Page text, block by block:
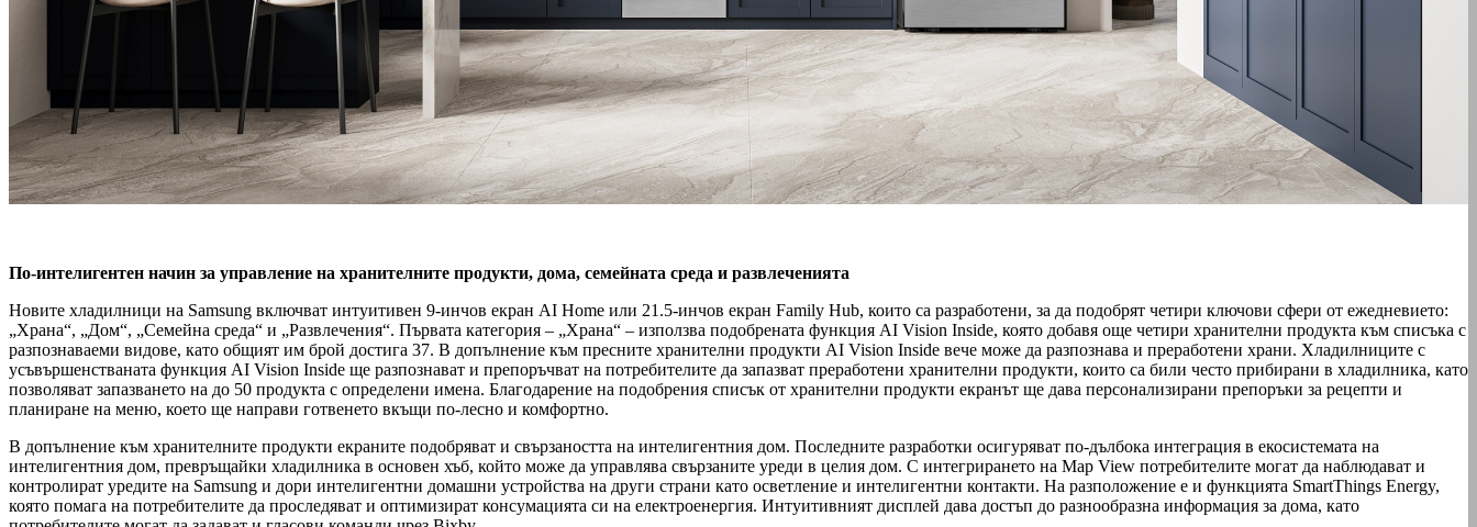
По-интелигентен начин за управление на хранителните продукти, дома, семейната среда и развлеченията
Новите хладилници на Samsung включват интуитивен 9-инчов екран AI Home или 21.5-инчов екран Family Hub, които са разработени, за да подобрят четири ключови сфери от ежедневието:
„Храна“, „Дом“, „Семейна среда“ и „Развлечения“. Първата категория – „Храна“ – използва подобрената функция AI Vision Inside, която добавя още четири хранителни продукта към списъка с
разпознаваеми видове, като общият им брой достига 37. В допълнение към пресните хранителни продукти AI Vision Inside вече може да разпознава и преработени храни. Хладилниците с
усъвършенстваната функция AI Vision Inside ще разпознават и препоръчват на потребителите да запазват преработени хранителни продукти, които са били често прибирани в хладилника, като
позволяват запазването на до 50 продукта с определени имена. Благодарение на подобрения списък от хранителни продукти екранът ще дава персонализирани препоръки за рецепти и
планиране на меню, което ще направи готвенето вкъщи по-лесно и комфортно.
В допълнение към хранителните продукти екраните подобряват и свързаността на интелигентния дом. Последните разработки осигуряват по-дълбока интеграция в екосистемата на
интелигентния дом, превръщайки хладилника в основен хъб, който може да управлява свързаните уреди в целия дом. С интегрирането на Map View потребителите могат да наблюдават и
контролират уредите на Samsung и дори интелигентни домашни устройства на други страни като осветление и интелигентни контакти. На разположение е и функцията SmartThings Energy,
която помага на потребителите да проследяват и оптимизират консумацията си на електроенергия. Интуитивният дисплей дава достъп до разнообразна информация за дома, като